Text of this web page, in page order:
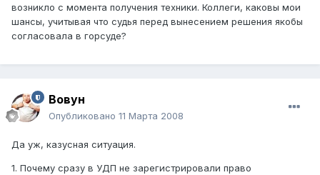
возникло с момента получения техники. Коллеги, каковы мои
шансы, учитывая что судья перед вынесением решения якобы
согласовала в горсуде?
Вовун
Опубликовано 11 Марта 2008
Да уж, казусная ситуация.
1. Почему сразу в УДП не зарегистрировали право